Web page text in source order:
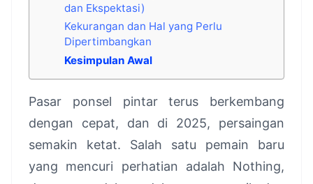
dan Ekspektasi)
Kekurangan dan Hal yang Perlu
Dipertimbangkan
Kesimpulan Awal
Pasar ponsel pintar terus berkembang
dengan cepat, dan di 2025, persaingan
semakin ketat. Salah satu pemain baru
yang mencuri perhatian adalah Nothing,